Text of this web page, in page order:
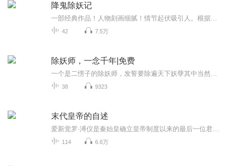
降鬼除妖记
42 7.5万
除妖师，一念千年|免费
38 9323
末代皇帝的自述
114 6.6万